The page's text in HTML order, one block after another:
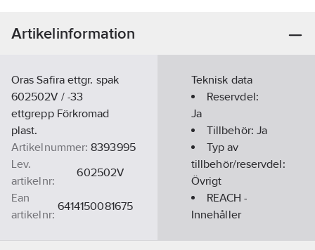
Artikelinformation
Oras Safira ettgr. spak
602502V / -33
ettgrepp Förkromad
plast.
Artikelnummer: 8393995
Lev.
artikelnr:
602502V
Ean
artikelnr:
6414150081675
Teknisk data
Reservdel:
Ja
Tillbehör: Ja
Typ av
tillbehör/reservdel:
Övrigt
REACH -
Innehåller